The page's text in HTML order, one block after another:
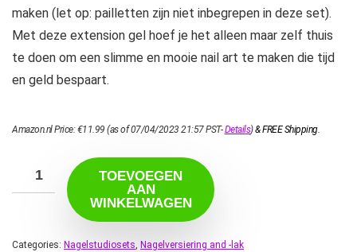
maken (let op: pailletten zijn niet inbegrepen in deze set).
Met deze extension gel hoef je het alleen maar zelf thuis
te doen om een ​​slimme en mooie nail art te maken die tijd
en geld bespaart.
Amazon.nl Price:€11.99 (as of 07/04/2023 21:57 PST-Details)&FREE Shipping.
TOEVOEGEN
AAN
WINKELWAGEN
Categories: Nagelstudiosets, Nagelversiering and -lak